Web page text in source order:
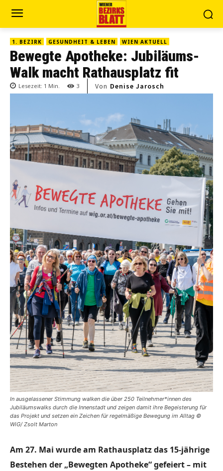
1. BEZIRK GESUNDHEIT & LEBEN WIEN AKTUELL
Bewegte Apotheke: Jubiläums-
Walk macht Rathausplatz fit
Lesezeit: 1 Min. 3 Von Denise Jarosch
In ausgelassener Stimmung walken die über 250 Teilnehmer*innen des
Jubiläumswalks durch die Innenstadt und zeigen damit ihre Begeisterung für
das Projekt und setzen ein Zeichen für regelmäßige Bewegung im Alltag ©
WiG/ Zsolt Marton
Am 27. Mai wurde am Rathausplatz das 15-jährige
Bestehen der „Bewegten Apotheke“ gefeiert – mit